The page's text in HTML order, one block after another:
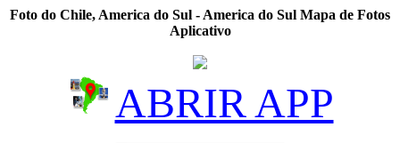
Foto do Chile, America do Sul - America do Sul Mapa de Fotos
Aplicativo
ABRIR APP